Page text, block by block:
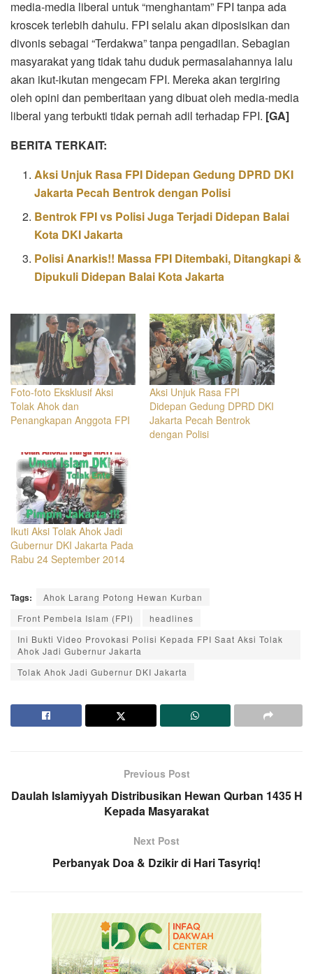
media-media liberal untuk “menghantam” FPI tanpa ada
kroscek terlebih dahulu. FPI selalu akan diposisikan dan
divonis sebagai “Terdakwa” tanpa pengadilan. Sebagian
masyarakat yang tidak tahu duduk permasalahannya lalu
akan ikut-ikutan mengecam FPI. Mereka akan tergiring
oleh opini dan pemberitaan yang dibuat oleh media-media
liberal yang terbukti tidak pernah adil terhadap FPI. [GA]
BERITA TERKAIT:
Aksi Unjuk Rasa FPI Didepan Gedung DPRD DKI
Jakarta Pecah Bentrok dengan Polisi
Bentrok FPI vs Polisi Juga Terjadi Didepan Balai
Kota DKI Jakarta
Polisi Anarkis!! Massa FPI Ditembaki, Ditangkapi &
Dipukuli Didepan Balai Kota Jakarta
Foto-foto Eksklusif Aksi
Tolak Ahok dan
Penangkapan Anggota FPI
Aksi Unjuk Rasa FPI
Didepan Gedung DPRD DKI
Jakarta Pecah Bentrok
dengan Polisi
Ikuti Aksi Tolak Ahok Jadi
Gubernur DKI Jakarta Pada
Rabu 24 September 2014
Tags:
Ahok Larang Potong Hewan Kurban
Front Pembela Islam (FPI)
headlines
Ini Bukti Video Provokasi Polisi Kepada FPI Saat Aksi Tolak
Ahok Jadi Gubernur Jakarta
Tolak Ahok Jadi Gubernur DKI Jakarta
Previous Post
Daulah Islamiyyah Distribusikan Hewan Qurban 1435 H
Kepada Masyarakat
Next Post
Perbanyak Doa & Dzikir di Hari Tasyriq!